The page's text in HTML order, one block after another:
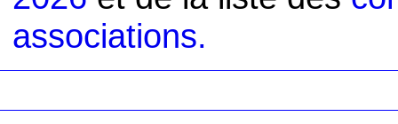
associations.